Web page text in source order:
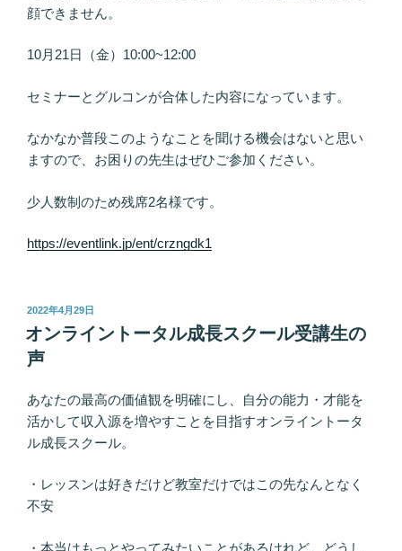
顔できません。
10月21日（金）10:00~12:00
セミナーとグルコンが合体した内容になっています。
なかなか普段このようなことを聞ける機会はないと思い
ますので、お困りの先生はぜひご参加ください。
少人数制のため残席2名様です。
https://eventlink.jp/ent/crzngdk1
投
稿
日:
2022年4月29日
オンライントータル成長スクール受講生の
声
あなたの最高の価値観を明確にし、自分の能力・才能を
活かして収入源を増やすことを目指すオンライントータ
ル成長スクール。
・レッスンは好きだけど教室だけではこの先なんとなく
不安
・本当はもっとやってみたいことがあるけれど、どうし